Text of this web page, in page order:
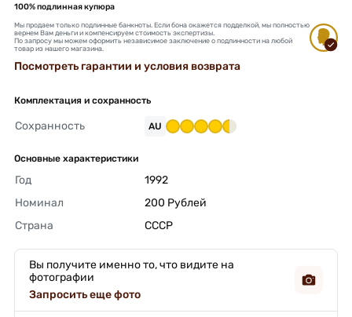
100% подлинная купюра
Мы продаем только подлинные банкноты. Если бона окажется подделкой, мы полностью
вернем Вам деньги и компенсируем стоимость экспертизы.
По запросу мы можем оформить независимое заключение о подлинности на любой
товар из нашего магазина.
Посмотреть гарантии и условия возврата
Комплектация и сохранность
Сохранность AU
Основные характеристики
Год
1992
Номинал
200 Рублей
Страна
СССР
Вы получите именно то, что видите на
фотографии
Запросить еще фото